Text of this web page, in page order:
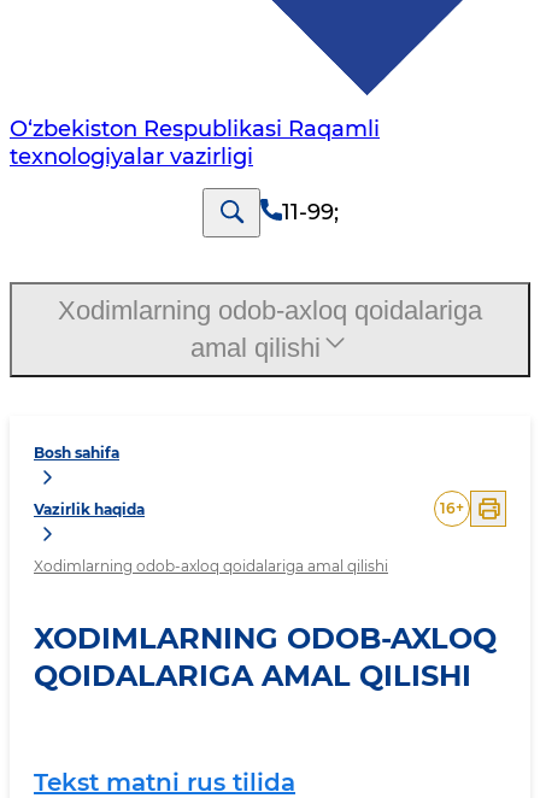
O‘zbekiston Respublikasi Raqamli
texnologiyalar vazirligi
11-99;
Bosh sahifa
Vazirlik haqida
Xodimlarning odob-axloq qoidalariga amal qilishi
16+
XODIMLARNING ODOB-AXLOQ
QOIDALARIGA AMAL QILISHI
Tekst matni rus tilida
Xodimlarning odob-axloq qoidalariga
amal qilishi